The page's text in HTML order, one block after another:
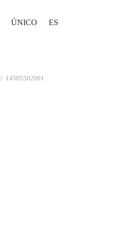
ÚNICO ES
/ 14505502001